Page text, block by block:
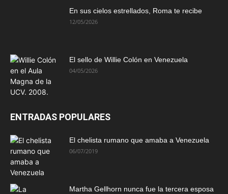
En sus cielos estrellados, Roma te recibe
12/05/2026
El sello de Willie Colón en Venezuela
04/05/2026
ENTRADAS POPULARES
El chelista rumano que amaba a Venezuela
06/07/2019
Martha Gellhorn nunca fue la tercera esposa